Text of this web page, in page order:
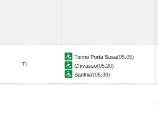
TI
Torino Porta Susa(05.05)
Chivasso(05.20)
Santhia'(05.38)